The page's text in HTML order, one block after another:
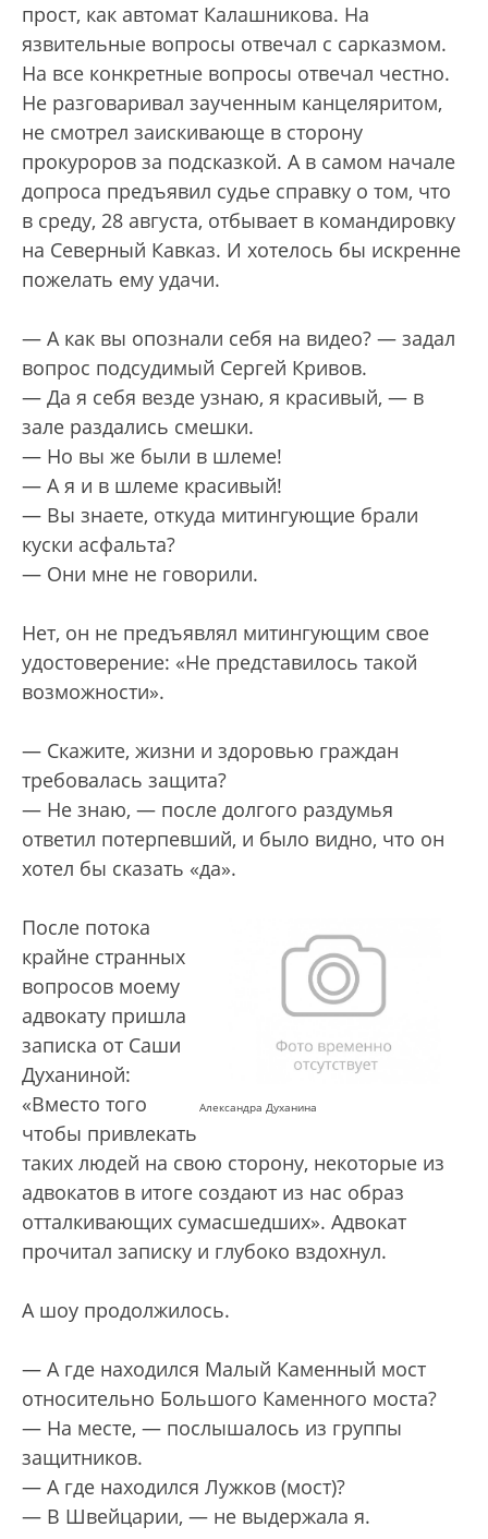
прост, как автомат Калашникова. На
язвительные вопросы отвечал с сарказмом.
На все конкретные вопросы отвечал честно.
Не разговаривал заученным канцеляритом,
не смотрел заискивающе в сторону
прокуроров за подсказкой. А в самом начале
допроса предъявил судье справку о том, что
в среду, 28 августа, отбывает в командировку
на Северный Кавказ. И хотелось бы искренне
пожелать ему удачи.
— А как вы опознали себя на видео? — задал
вопрос подсудимый Сергей Кривов.
— Да я себя везде узнаю, я красивый, — в
зале раздались смешки.
— Но вы же были в шлеме!
— А я и в шлеме красивый!
— Вы знаете, откуда митингующие брали
куски асфальта?
— Они мне не говорили.
Нет, он не предъявлял митингующим свое
удостоверение: «Не представилось такой
возможности».
— Скажите, жизни и здоровью граждан
требовалась защита?
— Не знаю, — после долгого раздумья
ответил потерпевший, и было видно, что он
хотел бы сказать «да».
Александра Духанина
После потока
крайне странных
вопросов моему
адвокату пришла
записка от Саши
Духаниной:
«Вместо того
чтобы привлекать
таких людей на свою сторону, некоторые из
адвокатов в итоге создают из нас образ
отталкивающих сумасшедших». Адвокат
прочитал записку и глубоко вздохнул.
А шоу продолжилось.
— А где находился Малый Каменный мост
относительно Большого Каменного моста?
— На месте, — послышалось из группы
защитников.
— А где находился Лужков (мост)?
— В Швейцарии, — не выдержала я.